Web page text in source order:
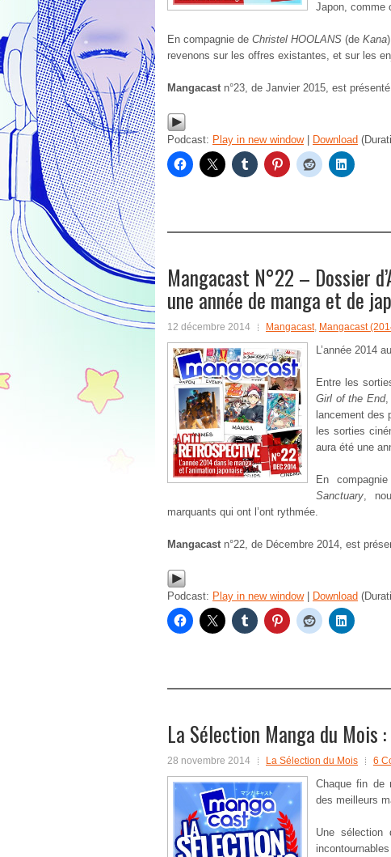
Japon, comme
En compagnie de Christel HOOLANS (de Kana
revenons sur les offres existantes, et sur les
Mangacast n°23, de Janvier 2015, est
Podcast: Play in new window| Download
Mangacast N°22 – Dossier
une année de manga et de
12 décembre 2014 Mangacast, Mangacast
L’année 2014
Entre les
Girl of the End,
lancement des
les sorties
aura été une
En
Sanctuary,
marquants qui ont l’ont rythmée.
Mangacast n°22, de Décembre 2014, est
Podcast: Play in new window| Download
La Sélection Manga du Mois
28 novembre 2014 La Sélection du Mois 6
Chaque fin de
des meilleurs
Une